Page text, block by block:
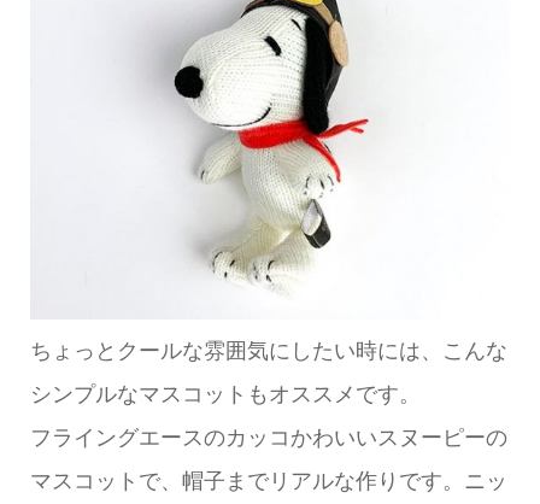
ちょっとクールな雰囲気にしたい時には、こんな
シンプルなマスコットもオススメです。
フライングエースのカッコかわいいスヌーピーの
マスコットで、帽子までリアルな作りです。ニッ